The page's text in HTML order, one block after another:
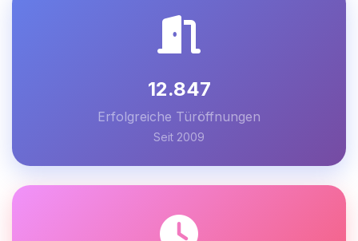
12.847
Erfolgreiche Türöffnungen
Seit 2009